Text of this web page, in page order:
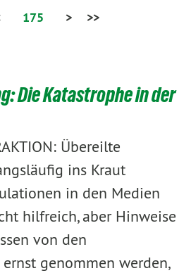
175 > >>
Die Katastrophe in der
Übereilte
ins Kraut
in den Medien
hilfreich, aber Hinweise
von den
genommen werden,